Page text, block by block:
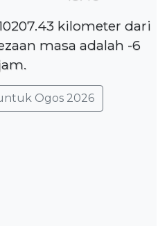
kilometer dari
masa adalah -6
Ogos 2026